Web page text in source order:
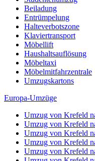
Beiladung
Entrümpelung
Halteverbotszone
Klaviertransport
Möbellift
Haushaltsauflösung
Möbeltaxi
Möbelmitfahrzentrale
Umzugskartons
Europa-Umzüge
Umzug von Krefeld
Umzug von Krefeld
Umzug von Krefeld
Umzug von Krefeld
Umzug von Krefeld